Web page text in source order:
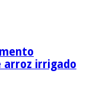
arroz irrigado